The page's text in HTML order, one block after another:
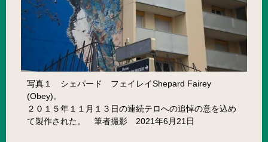
写真１ シェパード フェイレイShepard Fairey
(Obey)。
２０１５年１１月１３日の連続テロへの追悼の意を込め
て製作された。 筆者撮影 2021年6月21日